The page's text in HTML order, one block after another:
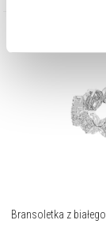
korzystamy.
dokonać
Bransoletka z